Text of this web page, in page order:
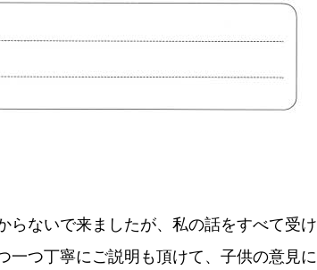
らないで来ましたが、私の話をすべて受け
一つ丁寧にご説明も頂けて、子供の意見に